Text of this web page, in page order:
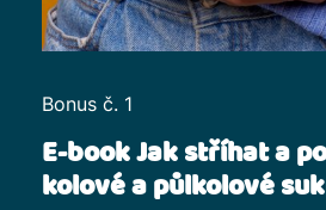
Bonus č. 1
E-book Jak stříhat a
kolové a půlkolové